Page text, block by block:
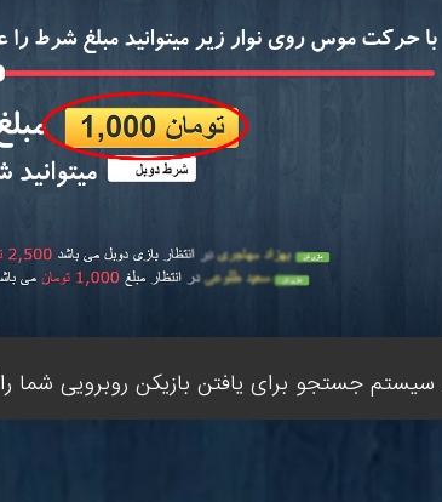
جستجو برای یافتن بازیکن روبرویی شما را